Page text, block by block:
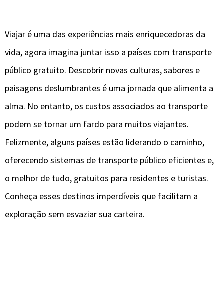
Viajar é uma das experiências mais enriquecedoras da
vida, agora imagina juntar isso a países com transporte
público gratuito. Descobrir novas culturas, sabores e
paisagens deslumbrantes é uma jornada que alimenta a
alma. No entanto, os custos associados ao transporte
podem se tornar um fardo para muitos viajantes.
Felizmente, alguns países estão liderando o caminho,
oferecendo sistemas de transporte público eficientes e,
o melhor de tudo, gratuitos para residentes e turistas.
Conheça esses destinos imperdíveis que facilitam a
exploração sem esvaziar sua carteira.